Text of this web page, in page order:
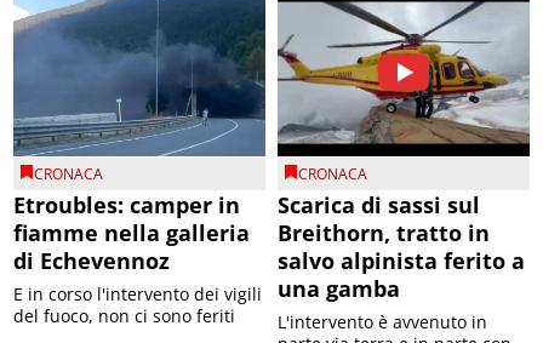
CRONACA
Etroubles: camper in
fiamme nella galleria
di Echevennoz
E in corso l'intervento dei vigili
del fuoco, non ci sono feriti
CRONACA
Scarica di sassi sul
Breithorn, tratto in
salvo alpinista ferito a
una gamba
L'intervento è avvenuto in